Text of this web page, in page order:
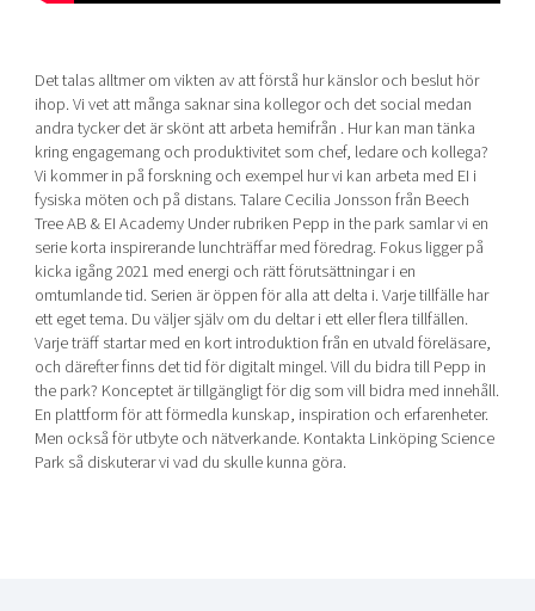
Det talas alltmer om vikten av att förstå hur känslor och beslut hör
ihop. Vi vet att många saknar sina kollegor och det social medan
andra tycker det är skönt att arbeta hemifrån . Hur kan man tänka
kring engagemang och produktivitet som chef, ledare och kollega?
Vi kommer in på forskning och exempel hur vi kan arbeta med EI i
fysiska möten och på distans. Talare Cecilia Jonsson från Beech
Tree AB & EI Academy Under rubriken Pepp in the park samlar vi en
serie korta inspirerande lunchträffar med föredrag. Fokus ligger på
kicka igång 2021 med energi och rätt förutsättningar i en
omtumlande tid. Serien är öppen för alla att delta i. Varje tillfälle har
ett eget tema. Du väljer själv om du deltar i ett eller flera tillfällen.
Varje träff startar med en kort introduktion från en utvald föreläsare,
och därefter finns det tid för digitalt mingel. Vill du bidra till Pepp in
the park? Konceptet är tillgängligt för dig som vill bidra med innehåll.
En plattform för att förmedla kunskap, inspiration och erfarenheter.
Men också för utbyte och nätverkande. Kontakta Linköping Science
Park så diskuterar vi vad du skulle kunna göra.